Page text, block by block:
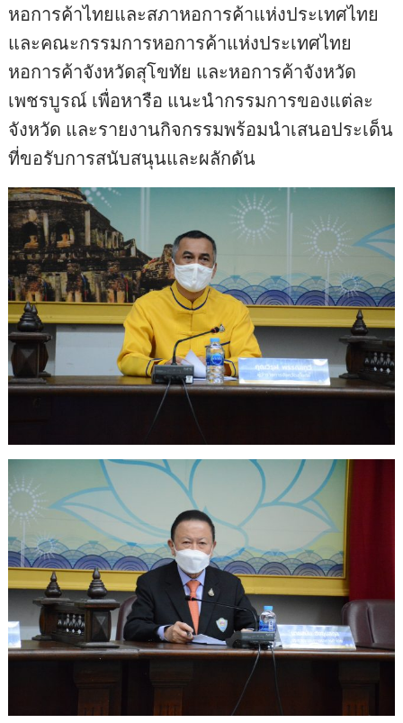
หอการค้าไทยและสภาหอการค้าแห่งประเทศไทย
และคณะกรรมการหอการค้าแห่งประเทศไทย
หอการค้าจังหวัดสุโขทัย และหอการค้าจังหวัด
เพชรบูรณ์ เพื่อหารือ แนะนำกรรมการของแต่ละ
จังหวัด และรายงานกิจกรรมพร้อมนำเสนอประเด็น
ที่ขอรับการสนับสนุนและผลักดัน